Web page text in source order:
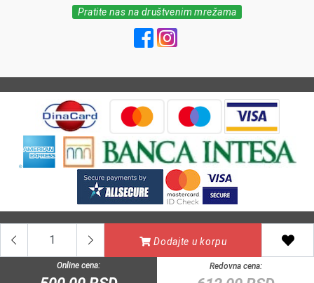
Dodajte u korpu
Online cena: Redovna cena:
Pratite nas na društvenim mrežama